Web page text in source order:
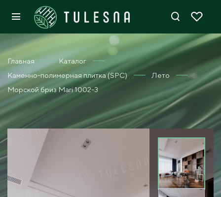
Главная
Каталог
Каменно-полимерная плитка (SPC)
Лето
Морской бриз Mari 1002-3